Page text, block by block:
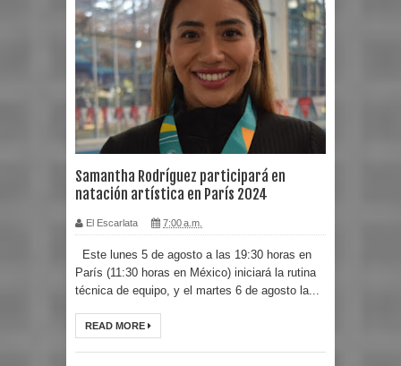
Samantha Rodríguez participará en
natación artística en París 2024
El Escarlata 7:00 a.m.
Este lunes 5 de agosto a las 19:30 horas en
París (11:30 horas en México) iniciará la rutina
técnica de equipo, y el martes 6 de agosto la...
READ MORE